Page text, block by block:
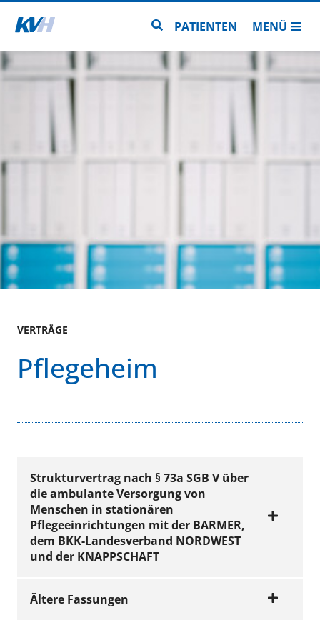
Zur Startseite Zur Seitensuche
PATIENTEN MENÜ
VERTRÄGE
Pflegeheim
Strukturvertrag nach § 73a SGB V über
die ambulante Versorgung von
Menschen in stationären
Pflegeeinrichtungen mit der BARMER,
dem BKK-Landesverband NORDWEST
und der KNAPPSCHAFT
Ältere Fassungen